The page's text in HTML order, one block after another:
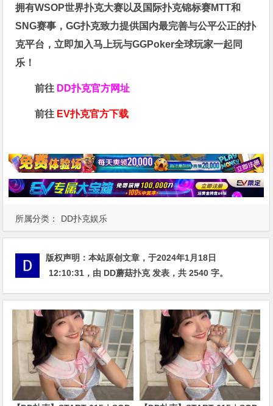
所属分类： DD扑克娱乐
拥有WSOP世界扑克大赛以及国际扑克锦标赛MTT和
SNG赛事，GG扑克致力提供国内最完善与公平公正的扑
克平台，立即加入马上玩与GGPoker全球玩家一起同
乐！
前往 DD扑克官方网址
前往 EV扑克官方下载
版权声明：本站原创文章，于2024年1月18日
12:10:31 ，由 DD蘑菇扑克发表，共 2540 字。